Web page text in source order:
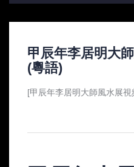
甲辰年李居明大
(粵語)
[甲辰年李居明大師風水展視